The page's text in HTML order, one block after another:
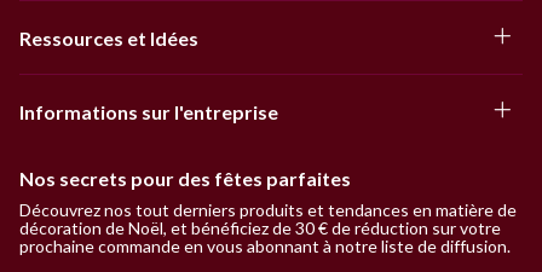
Ressources et Idées
Informations sur l'entreprise
Nos secrets pour des fêtes parfaites
Découvrez nos tout derniers produits et tendances en matière de
décoration de Noël, et bénéficiez de 30 € de réduction sur votre
prochaine commande en vous abonnant à notre liste de diffusion.